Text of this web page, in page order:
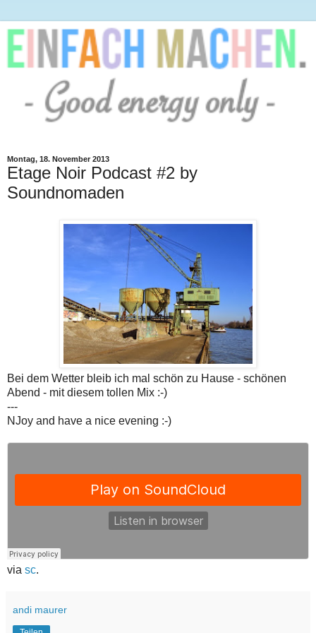
Montag, 18. November 2013
Etage Noir Podcast #2 by
Soundnomaden
Bei dem Wetter bleib ich mal schön zu Hause - schönen
Abend - mit diesem tollen Mix :-)
---
NJoy and have a nice evening :-)
via sc.
andi maurer